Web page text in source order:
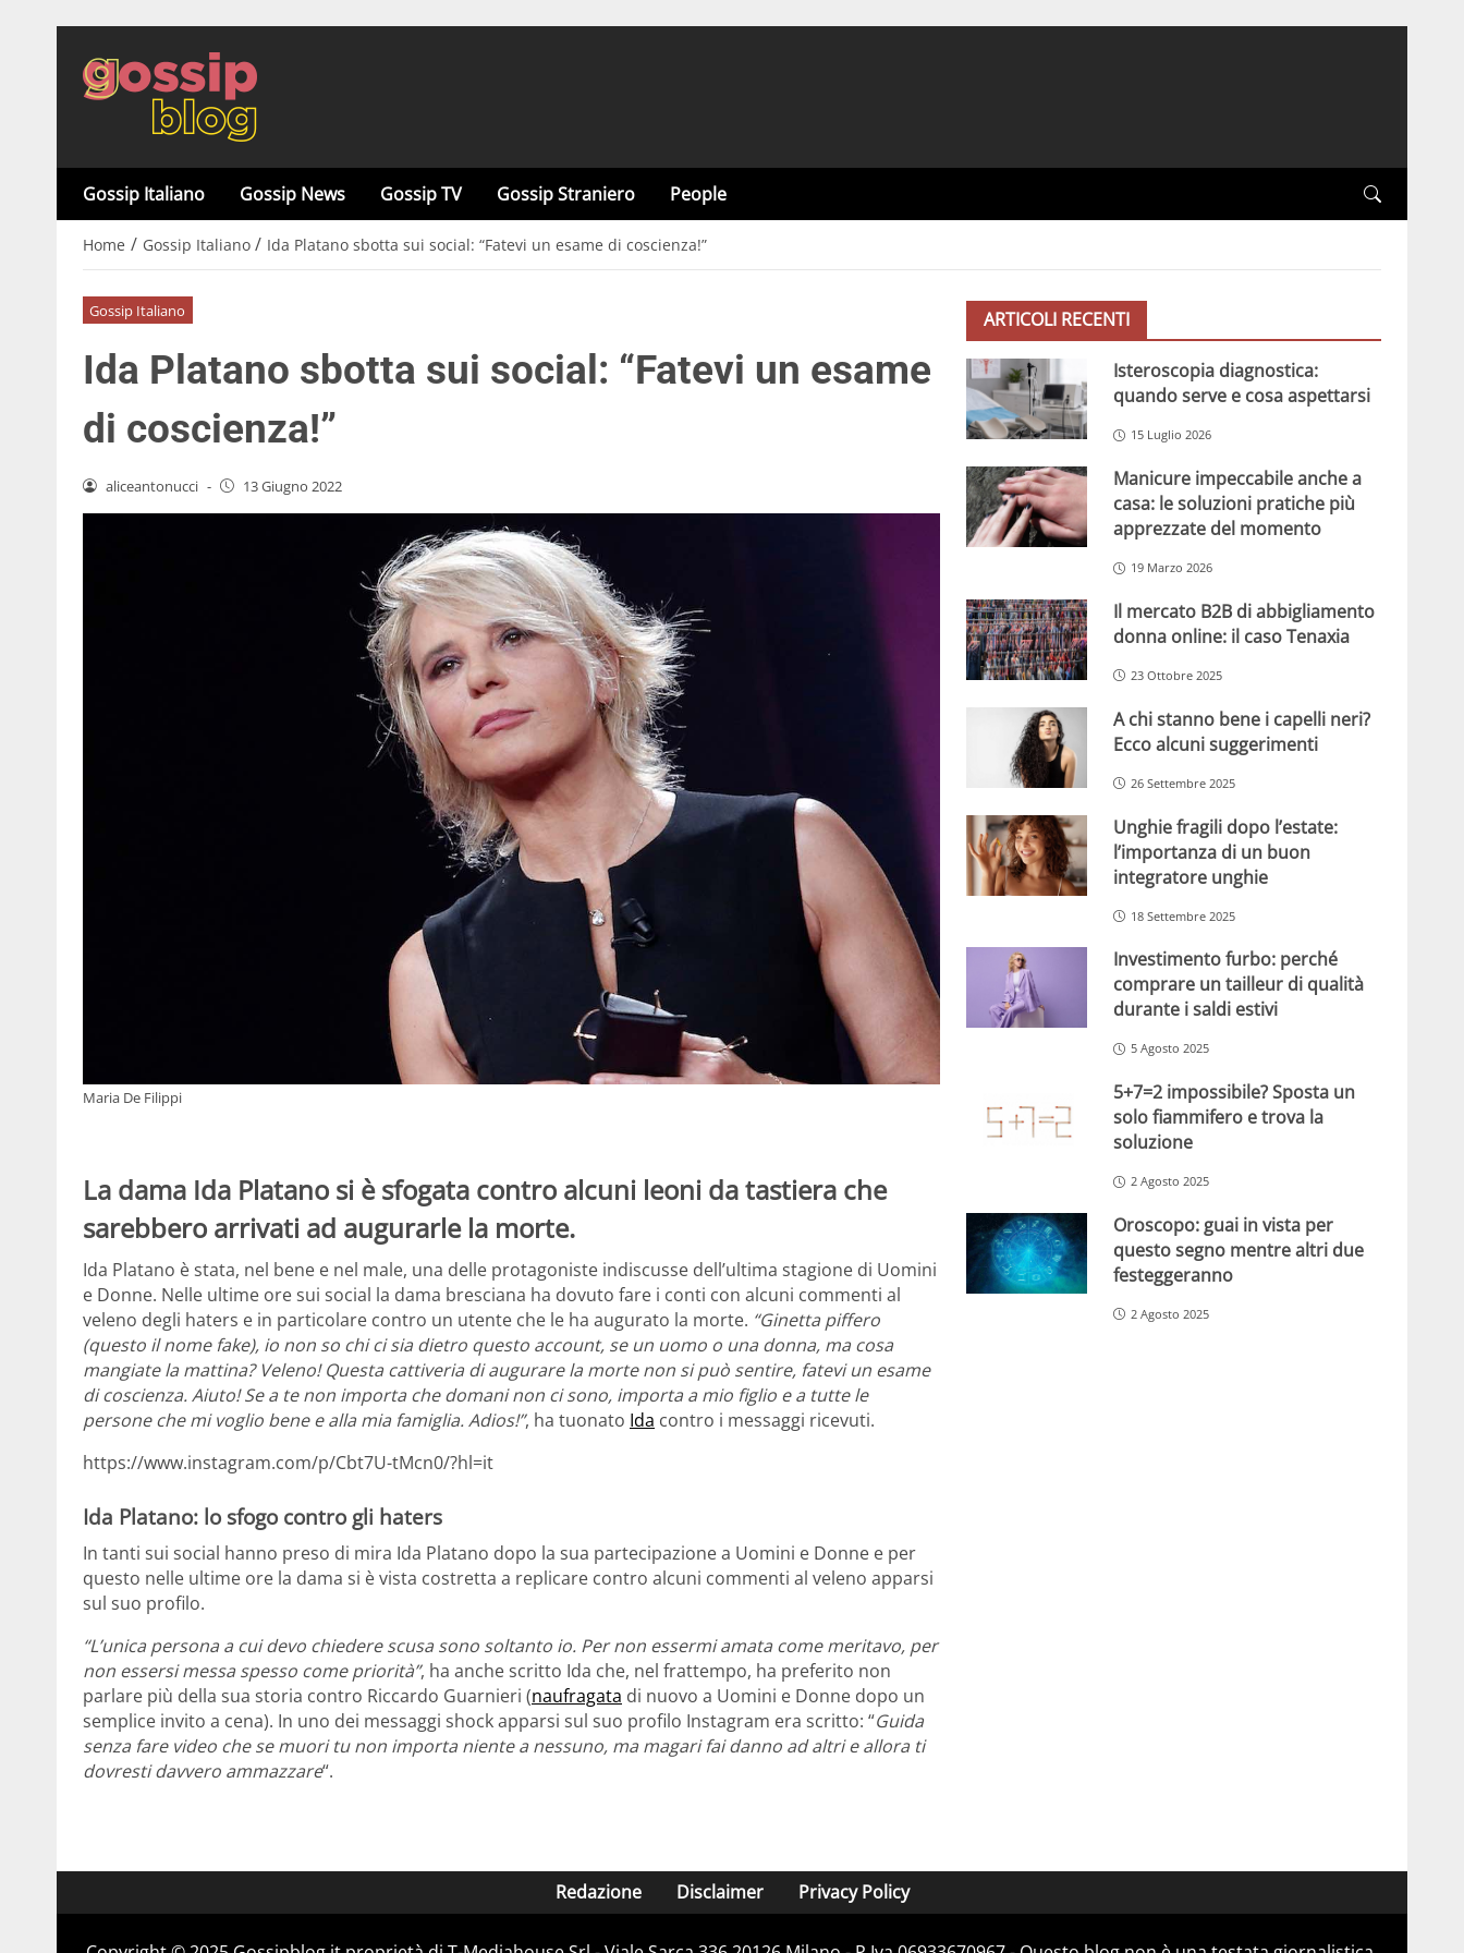
Gossip Italiano Gossip News Gossip TV Gossip Straniero People
Home / Gossip Italiano / Ida Platano sbotta sui social: “Fatevi un esame di coscienza!”
Gossip Italiano
Ida Platano sbotta sui social: “Fatevi un esame
di coscienza!”
aliceantonucci - 13 Giugno 2022
Maria De Filippi
La dama Ida Platano si è sfogata contro alcuni leoni da tastiera che
sarebbero arrivati ad augurarle la morte.
Ida Platano è stata, nel bene e nel male, una delle protagoniste indiscusse dell’ultima stagione di Uomini
e Donne. Nelle ultime ore sui social la dama bresciana ha dovuto fare i conti con alcuni commenti al
veleno degli haters e in particolare contro un utente che le ha augurato la morte. “Ginetta piffero
(questo il nome fake), io non so chi ci sia dietro questo account, se un uomo o una donna, ma cosa
mangiate la mattina? Veleno! Questa cattiveria di augurare la morte non si può sentire, fatevi un esame
di coscienza. Aiuto! Se a te non importa che domani non ci sono, importa a mio figlio e a tutte le
persone che mi voglio bene e alla mia famiglia. Adios!”, ha tuonato Ida contro i messaggi ricevuti.
https://www.instagram.com/p/Cbt7U-tMcn0/?hl=it
Ida Platano: lo sfogo contro gli haters
In tanti sui social hanno preso di mira Ida Platano dopo la sua partecipazione a Uomini e Donne e per
questo nelle ultime ore la dama si è vista costretta a replicare contro alcuni commenti al veleno apparsi
sul suo profilo.
“L’unica persona a cui devo chiedere scusa sono soltanto io. Per non essermi amata come meritavo, per
non essersi messa spesso come priorità”, ha anche scritto Ida che, nel frattempo, ha preferito non
parlare più della sua storia contro Riccardo Guarnieri (naufragata di nuovo a Uomini e Donne dopo un
semplice invito a cena). In uno dei messaggi shock apparsi sul suo profilo Instagram era scritto: “Guida
senza fare video che se muori tu non importa niente a nessuno, ma magari fai danno ad altri e allora ti
dovresti davvero ammazzare“.
ARTICOLI RECENTI
Isteroscopia diagnostica:
quando serve e cosa aspettarsi
15 Luglio 2026
Manicure impeccabile anche a
casa: le soluzioni pratiche più
apprezzate del momento
19 Marzo 2026
Il mercato B2B di abbigliamento
donna online: il caso Tenaxia
23 Ottobre 2025
A chi stanno bene i capelli neri?
Ecco alcuni suggerimenti
26 Settembre 2025
Unghie fragili dopo l’estate:
l’importanza di un buon
integratore unghie
18 Settembre 2025
Investimento furbo: perché
comprare un tailleur di qualità
durante i saldi estivi
5 Agosto 2025
5+7=2 impossibile? Sposta un
solo fiammifero e trova la
soluzione
2 Agosto 2025
Oroscopo: guai in vista per
questo segno mentre altri due
festeggeranno
2 Agosto 2025
Redazione Disclaimer Privacy Policy